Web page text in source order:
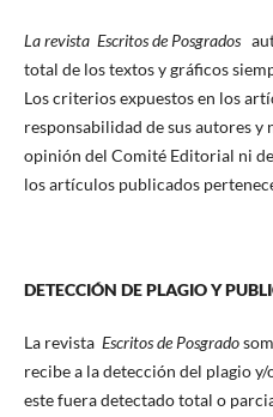
La revista Escritos de Posgrados
total de los textos y gráficos
Los criterios expuestos en los
responsabilidad de sus autores y
opinión del Comité Editorial ni
los artículos publicados
DETECCIÓN DE PLAGIO Y
La revistaEscritos de Posgrado
recibe a la detección del plagio
este fuera detectado total o